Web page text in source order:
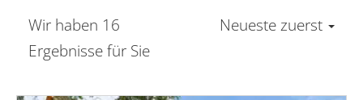
Wir haben 16
Ergebnisse für Sie
Neueste zuerst